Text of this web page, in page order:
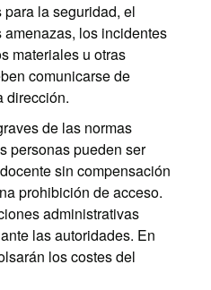
la seguridad, el
los incidentes
materiales u otras
comunicarse de
dirección.
de las normas
personas pueden ser
sin compensación
prohibición de acceso.
administrativas
las autoridades. En
los costes del